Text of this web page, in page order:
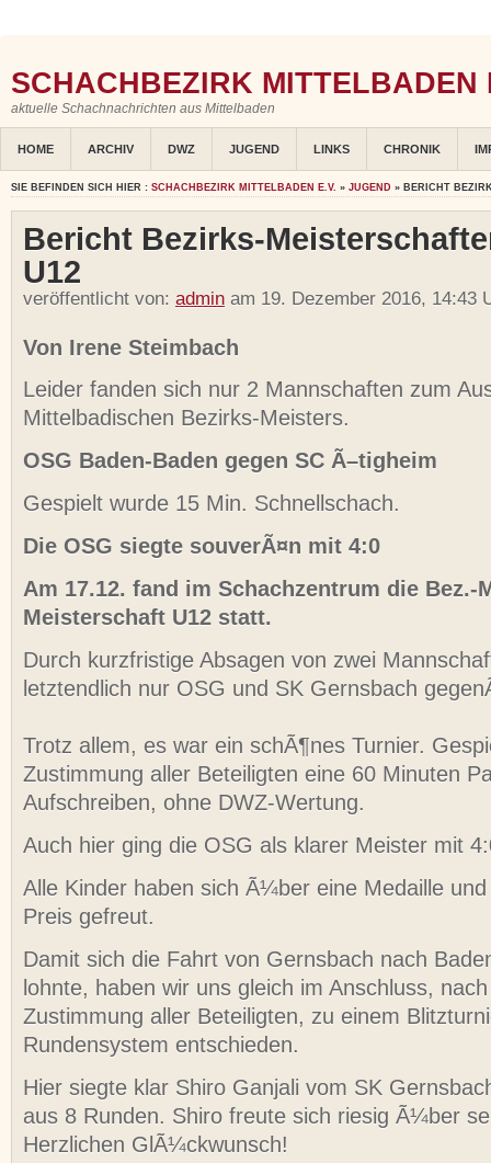
SCHACHBEZIRK MITTELBADEN
aktuelle Schachnachrichten aus Mittelbaden
HOME ARCHIV DWZ JUGEND LINKS CHRONIK
SIE BEFINDEN SICH HIER : SCHACHBEZIRK MITTELBADEN E.V. » JUGEND » BERICHT
Bericht Bezirks-
U12
veröffentlicht von: admin am 19. Dezember 2016, 14:43
Von Irene Steimbach
Leider fanden sich nur 2 Mannschaften zum
Mittelbadischen Bezirks-Meisters.
OSG Baden-Baden gegen SC Ã–tigheim
Gespielt wurde 15 Min. Schnellschach.
Die OSG siegte souverÃ¤n mit 4:0
Am 17.12. fand im Schachzentrum die Bez.-
Meisterschaft U12 statt.
Durch kurzfristige Absagen von zwei
letztendlich nur OSG und SK Gernsbach
Trotz allem, es war ein schÃ¶nes Turnier.
Zustimmung aller Beteiligten eine 60 Minuten
Aufschreiben, ohne DWZ-Wertung.
Auch hier ging die OSG als klarer Meister mit
Alle Kinder haben sich Ã¼ber eine Medaille
Preis gefreut.
Damit sich die Fahrt von Gernsbach nach
lohnte, haben wir uns gleich im Anschluss,
Zustimmung aller Beteiligten, zu einem
Rundensystem entschieden.
Hier siegte klar Shiro Ganjali vom SK
aus 8 Runden. Shiro freute sich riesig Ã¼ber
Herzlichen GlÃ¼ckwunsch!